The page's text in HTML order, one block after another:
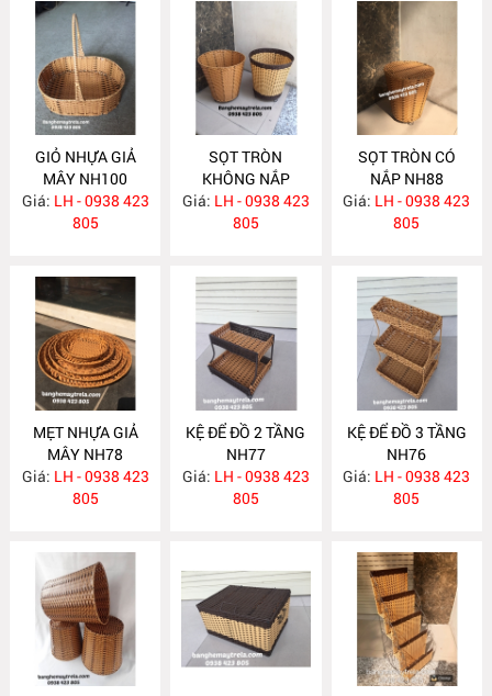
GIỎ NHỰA GIẢ
MÂY NH100
Giá: LH - 0938 423
805
SỌT TRÒN
KHÔNG NẮP
NH89
Giá: LH - 0938 423
805
SỌT TRÒN CÓ
NẮP NH88
Giá: LH - 0938 423
805
MẸT NHỰA GIẢ
MÂY NH78
Giá: LH - 0938 423
805
KỆ ĐỂ ĐỒ 2 TẦNG
NH77
Giá: LH - 0938 423
805
KỆ ĐỂ ĐỒ 3 TẦNG
NH76
Giá: LH - 0938 423
805